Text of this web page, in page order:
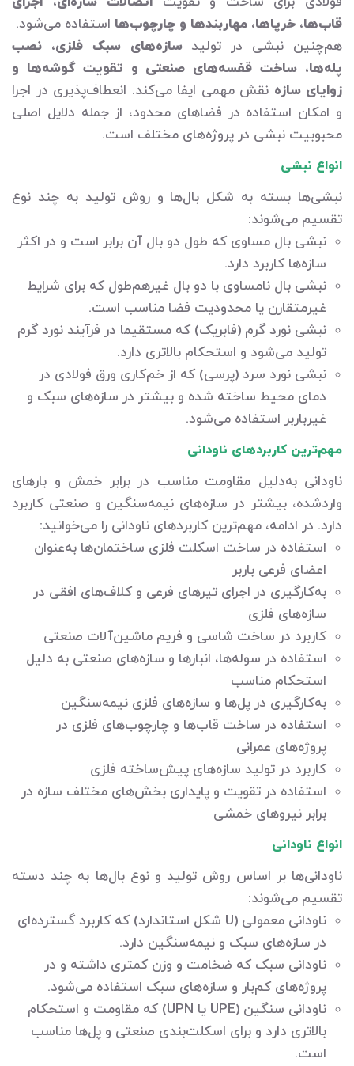
قاب‌ها، خرپاها، مهاربندها و چارچوب‌ها استفاده می‌شود.
هم‌چنین نبشی در تولیدسازه‌های سبک فلزی، نصب
پله‌ها، ساخت قفسه‌های صنعتی و تقویت گوشه‌ها و
زوایای سازه نقش مهمی ایفا می‌کند. انعطاف‌پذیری در اجرا
و امکان استفاده در فضاهای محدود، از جمله دلایل اصلی
محبوبیت نبشی در پروژه‌های مختلف است.
انواع نبشی
نبشی‌ها بسته به شکل بال‌ها و روش تولید به چند نوع
تقسیم می‌شوند:
نبشی بال مساوی که طول دو بال آن برابر است و در اکثر
سازه‌ها کاربرد دارد.
نبشی بال نامساوی با دو بال غیرهم‌طول که برای شرایط
غیرمتقارن یا محدودیت فضا مناسب است.
نبشی نورد گرم (فابریک) که مستقیما در فرآیند نورد گرم
تولید می‌شود و استحکام بالاتری دارد.
نبشی نورد سرد (پرسی) که از خم‌کاری ورق فولادی در
دمای محیط ساخته شده و بیشتر در سازه‌های سبک و
غیرباربر استفاده می‌شود.
مهم‌ترین کاربردهای ناودانی
ناودانی به‌دلیل مقاومت مناسب در برابر خمش و بارهای
واردشده، بیشتر در سازه‌های نیمه‌سنگین و صنعتی کاربرد
دارد. در ادامه، مهم‌ترین کاربردهای ناودانی را می‌خوانید:
استفاده در ساخت اسکلت فلزی ساختمان‌ها به‌عنوان
اعضای فرعی باربر
به‌کارگیری در اجرای تیرهای فرعی و کلاف‌های افقی در
سازه‌های فلزی
کاربرد در ساخت شاسی و فریم ماشین‌آلات صنعتی
استفاده در سوله‌ها، انبارها و سازه‌های صنعتی به دلیل
استحکام مناسب
به‌کارگیری در پل‌ها و سازه‌های فلزی نیمه‌سنگین
استفاده در ساخت قاب‌ها و چارچوب‌های فلزی در
پروژه‌های عمرانی
کاربرد در تولید سازه‌های پیش‌ساخته فلزی
استفاده در تقویت و پایداری بخش‌های مختلف سازه در
برابر نیروهای خمشی
انواع ناودانی
ناودانی‌ها بر اساس روش تولید و نوع بال‌ها به چند دسته
تقسیم می‌شوند:
ناودانی معمولی (U شکل استاندارد) که کاربرد گسترده‌ای
در سازه‌های سبک و نیمه‌سنگین دارد.
ناودانی سبک که ضخامت و وزن کمتری داشته و در
پروژه‌های کم‌بار و سازه‌های سبک استفاده می‌شود.
ناودانی سنگین (UPE یا UPN) که مقاومت و استحکام
بالاتری دارد و برای اسکلت‌بندی صنعتی و پل‌ها مناسب
است.